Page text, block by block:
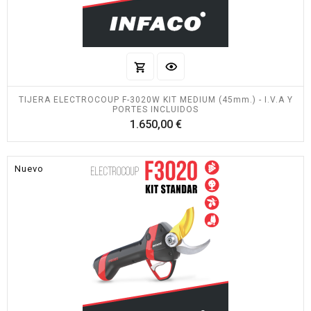
TIJERA ELECTROCOUP F-3020W KIT MEDIUM (45mm.) - I.V.A Y
PORTES INCLUIDOS
1.650,00 €Precio
Nuevo